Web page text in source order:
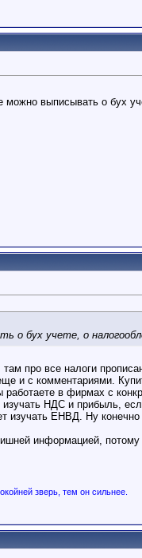
можно выписывать о бух
о бух учете, о
про все налоги
и с комментариями.
работаете в фирмах с
изучать НДС и прибыль,
изучать ЕНВД. Ну
информацией,
зверь, тем он сильнее.